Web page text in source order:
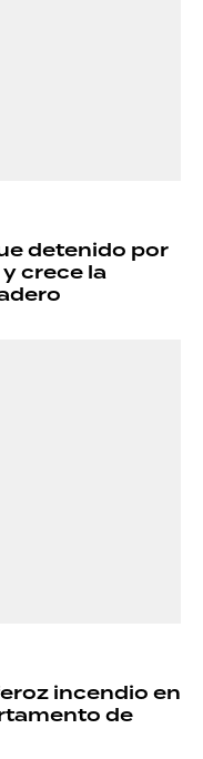
detenido por
crece la
incendio en
de